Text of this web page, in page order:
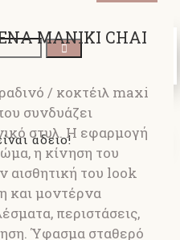
άδειο!
ΜΑΝΙΚΙ CHAI
/ κοκτέιλ maxi
συνδυάζει
στυλ. Η εφαρμογή
η κίνηση του
αισθητική του look
και μοντέρνα
περιστάσεις,
Ύφασμα σταθερό